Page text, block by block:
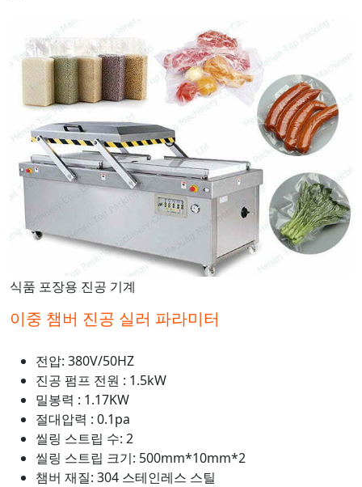
식품 포장용 진공 기계
이중 챔버 진공 실러 파라미터
전압: 380V/50HZ
진공 펌프 전원 : 1.5kW
밀봉력 : 1.17KW
절대압력 : 0.1pa
씰링 스트립 수: 2
씰링 스트립 크기: 500mm*10mm*2
챔버 재질: 304 스테인레스 스틸